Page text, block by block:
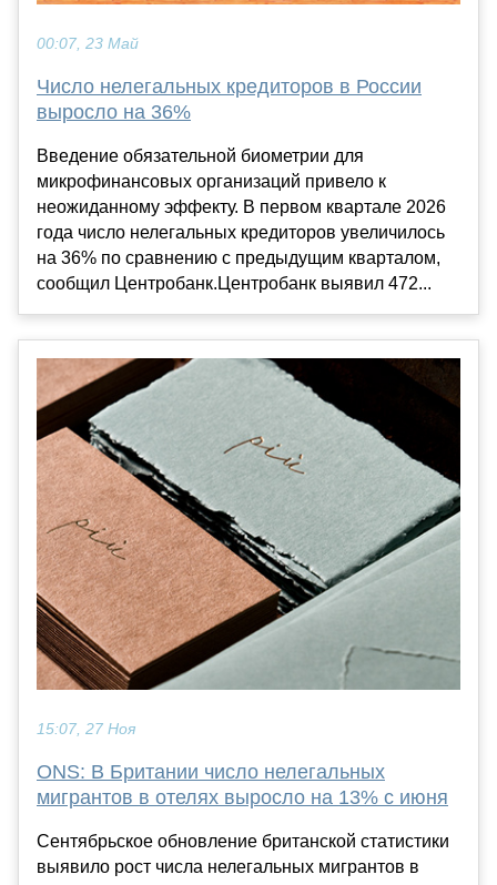
00:07, 23 Май
Число нелегальных кредиторов в России
выросло на 36%
Введение обязательной биометрии для
микрофинансовых организаций привело к
неожиданному эффекту. В первом квартале 2026
года число нелегальных кредиторов увеличилось
на 36% по сравнению с предыдущим кварталом,
сообщил Центробанк.Центробанк выявил 472...
15:07, 27 Ноя
ONS: В Британии число нелегальных
мигрантов в отелях выросло на 13% с июня
Сентябрьское обновление британской статистики
выявило рост числа нелегальных мигрантов в